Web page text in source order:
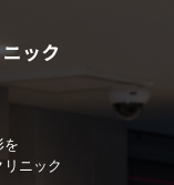
を
ニック